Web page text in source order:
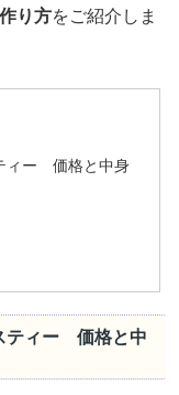
り方をご紹介しま
ィー 価格と中身
ティー 価格と中